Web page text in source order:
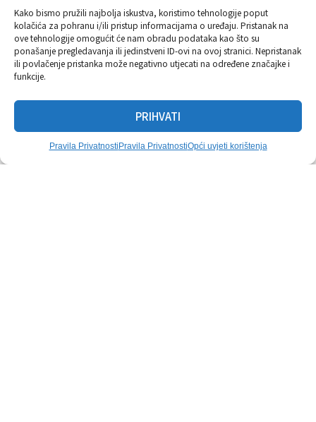
Kako bismo pružili najbolja iskustva, koristimo tehnologije poput
kolačića za pohranu i/ili pristup informacijama o uređaju. Pristanak na
ove tehnologije omogućit će nam obradu podataka kao što su
ponašanje pregledavanja ili jedinstveni ID-ovi na ovoj stranici. Nepristanak
ili povlačenje pristanka može negativno utjecati na određene značajke i
funkcije.
PRIHVATI
Pravila Privatnosti Pravila PrivatnostiOpći uvjeti korištenja
Popunjavanjem ove forme prihvaćate naše
Uvjete korištenja i Pravila privatnosti.